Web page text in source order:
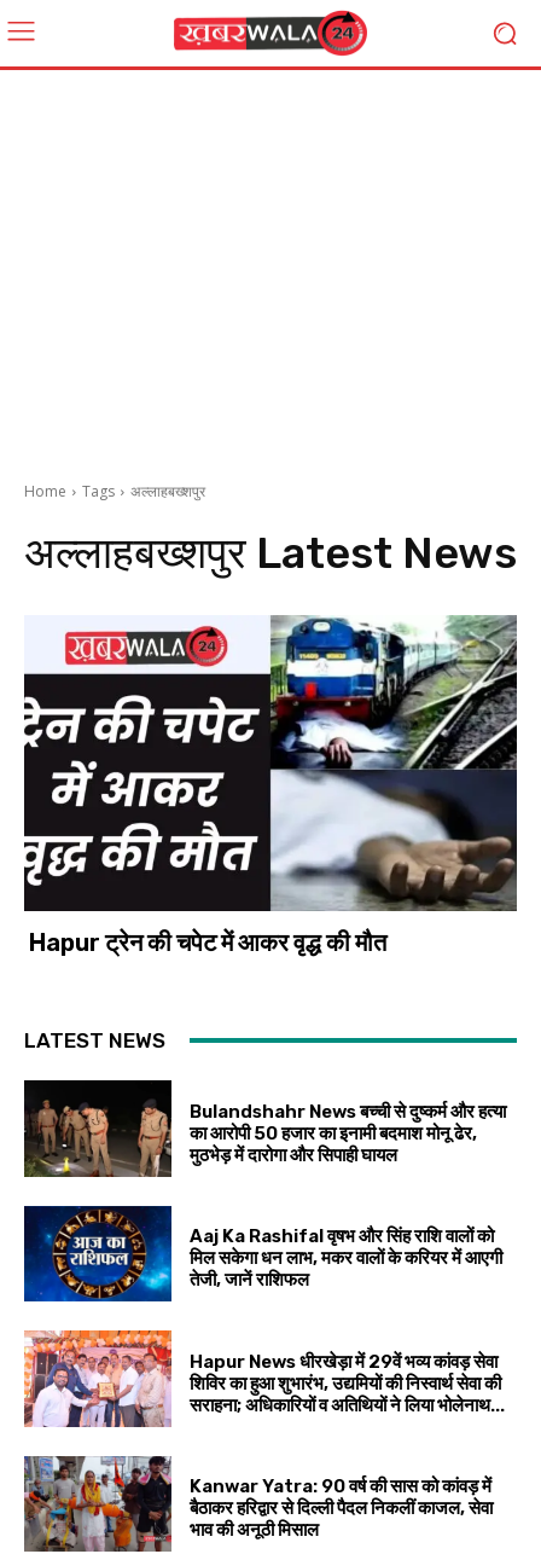
Home Tags अल्लाहबख्शपुर
अल्लाहबख्शपुर Latest News
Hapur ट्रेन की चपेट में आकर वृद्ध की मौत
LATEST NEWS
Bulandshahr News बच्ची से दुष्कर्म और हत्या
का आरोपी 50 हजार का इनामी बदमाश मोनू ढेर,
मुठभेड़ में दारोगा और सिपाही घायल
Aaj Ka Rashifal वृषभ और सिंह राशि वालों को
मिल सकेगा धन लाभ, मकर वालों के करियर में आएगी
तेजी, जानें राशिफल
Hapur News धीरखेड़ा में 29वें भव्य कांवड़ सेवा
शिविर का हुआ शुभारंभ, उद्यमियों की निस्वार्थ सेवा की
सराहना; अधिकारियों व अतिथियों ने लिया भोलेनाथ...
Kanwar Yatra: 90 वर्ष की सास को कांवड़ में
बैठाकर हरिद्वार से दिल्ली पैदल निकलीं काजल, सेवा
भाव की अनूठी मिसाल